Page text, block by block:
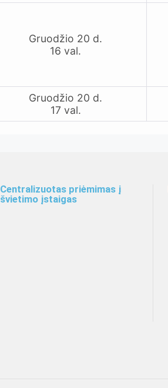
Gruodžio 20 d.
16 val.
Gruodžio 20 d.
17 val.
Centralizuotas priėmimas į
švietimo įstaigas